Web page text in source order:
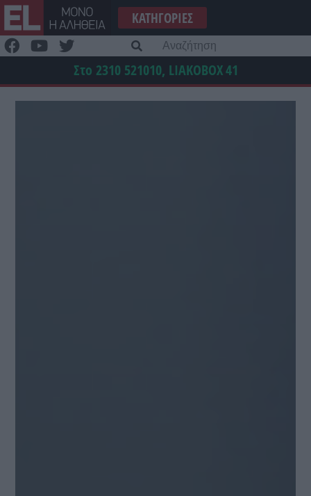
Μετάβαση
στο
περιεχόμενο
ΚΑΤΗΓΟΡΊΕΣ
Στο 2310 521010, LIAKOBOX41